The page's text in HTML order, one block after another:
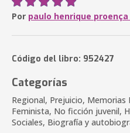
Por paulo henrique
Código del libro: 952427
Categorías
Regional, Prejuicio, Memorias
Feminista, No ficción juvenil,
Sociales, Biografía y